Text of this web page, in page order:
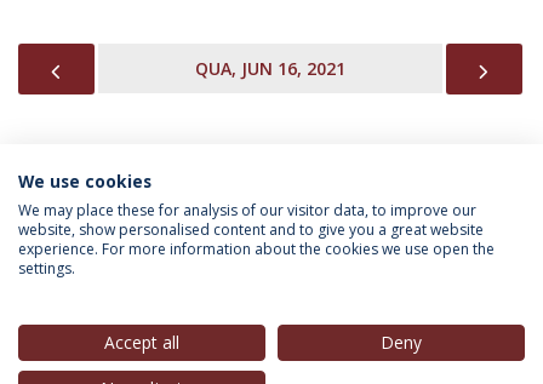
QUA, JUN 16, 2021
INFORMAÇÃO PARA
We use cookies
We may place these for analysis of our visitor data, to improve our
website, show personalised content and to give you a great website
experience. For more information about the cookies we use open the
settings.
Accept all
Deny